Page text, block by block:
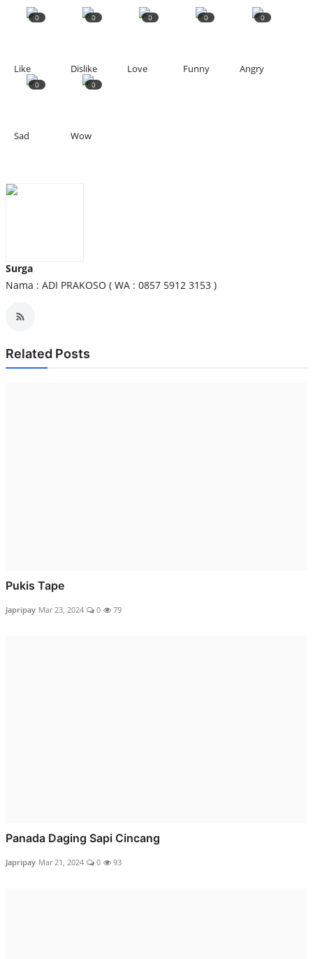
0
Like
0
Dislike
0
Love
0
Funny
0
Angry
0
Sad
0
Wow
Surga
Nama : ADI PRAKOSO ( WA : 0857 5912 3153 )
Related Posts
Pukis Tape
Japripay Mar 23, 2024 0 79
Panada Daging Sapi Cincang
Japripay Mar 21, 2024 0 93